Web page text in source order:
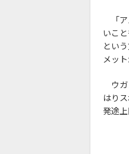
「ア
いこ
とい
メッ
ウガ
はり
発途